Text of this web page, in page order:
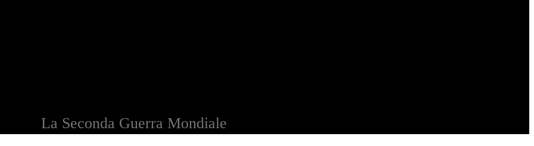
La Seconda Guerra Mondiale